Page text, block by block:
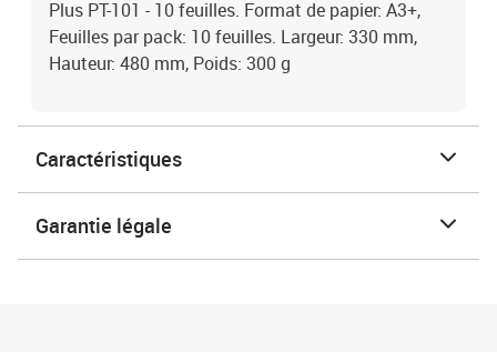
Plus PT-101 - 10 feuilles. Format de papier: A3+,
Feuilles par pack: 10 feuilles. Largeur: 330 mm,
Hauteur: 480 mm, Poids: 300 g
Caractéristiques
Garantie légale